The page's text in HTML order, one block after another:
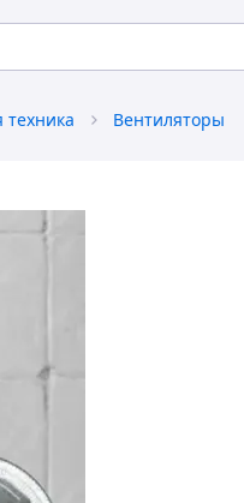
техника Вентиляторы